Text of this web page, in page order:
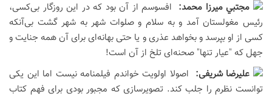
مجتبي ميرزا محمد: افسوسم از آن بود که در این روزگار بی‌کسی،
رئیس مغولستان آمد و به سلام و صلوات شهر به شهر گشت بی‌آنکه
کسی از او بپرسد و بخواهد عذری و یا حتی بهانه‌ای برای آن همه جنایت و
جهل که "عیار تنها" صحنه‌ای تلخ از آن است!
علیرضا شریفی: اصولا اولویت خواندم فیلمنامه نیست اما این یکی
توانست نظرم را جلب کند. تصویرسازی که مجبور بودی برای فهم کتاب